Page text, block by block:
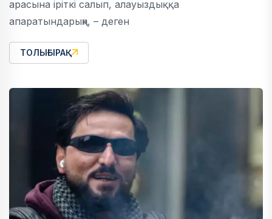
арасына іріткі салып, алауыздыққа
апаратындарың», – деген
ТОЛЫҒЫРАҚ